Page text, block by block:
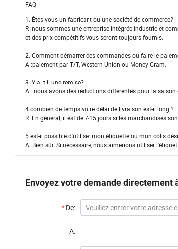
FAQ
1. Êtes-vous un fabricant ou une société de commerce?
R :nous sommes une entreprise intégrée industrie et
et des prix compétitifs vous seront toujours fournis.
2. Comment démarrer des commandes ou faire le
A :paiement par T/T, Western Union ou Money Gram.
3. Y a -t-il une remise?
A : nous avons des réductions différentes pour la
4.combien de temps votre délai de livraison est-il long ?
R: En général, il est de 7-15 jours si les marchandises
5.est-il possible d'utiliser mon étiquette ou mon colis
A: Bien sûr. Si nécessaire, nous aimerions utiliser
Envoyez votre demande directement
* De:
A: